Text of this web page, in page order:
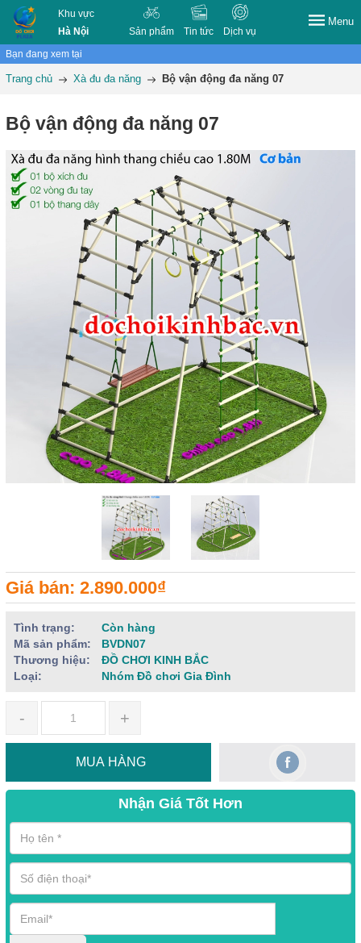
Khu vực
Hà Nội
Sản phẩm Tin tức Dịch vụ
Menu
Bạn đang xem tại
Trang chủ Xà đu đa năng Bộ vận động đa năng 07
Bộ vận động đa năng 07
Giá bán: 2.890.000₫
Tình trạng:
Còn hàng
Mã sản phẩm:
BVDN07
Thương hiệu:
ĐỒ CHƠI KINH BẮC
Loại:
Nhóm Đồ chơi Gia Đình
- +
MUA HÀNG
Nhận Giá Tốt Hơn